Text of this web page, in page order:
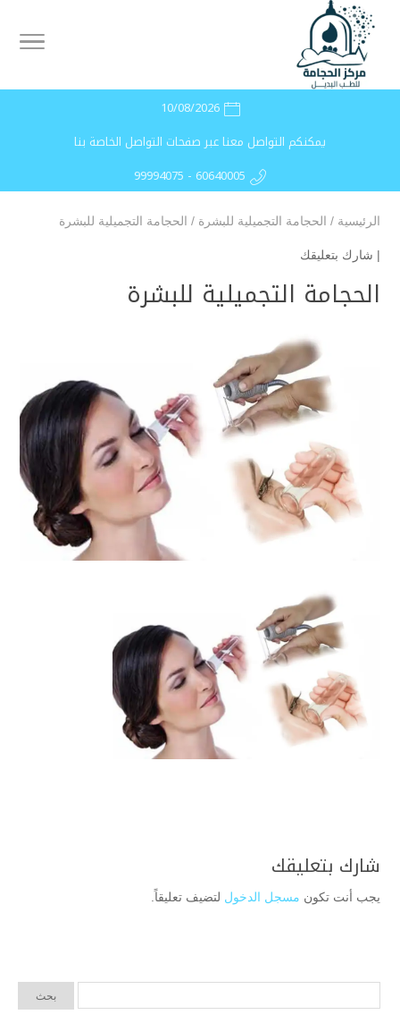
10/08/2026
يمكنكم التواصل معنا عبر صفحات التواصل الخاصة بنا
99994075 - 60640005
الرئيسية / الحجامة التجميلية للبشرة / الحجامة التجميلية للبشرة
| شارك بتعليقك
الحجامة التجميلية للبشرة
شارك بتعليقك
يجب أنت تكون مسجل الدخول لتضيف تعليقاً.